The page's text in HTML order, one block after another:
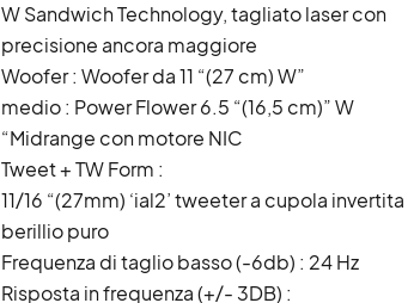
W Sandwich Technology, tagliato laser con
precisione ancora maggiore
Woofer : Woofer da 11 “(27 cm) W”
medio : Power Flower 6.5 “(16,5 cm)” W
“Midrange con motore NIC
Tweet + TW Form :
11/16 “(27mm) ‘ial2’ tweeter a cupola invertita
berillio puro
Frequenza di taglio basso (-6db) : 24 Hz
Risposta in frequenza (+/- 3DB) :